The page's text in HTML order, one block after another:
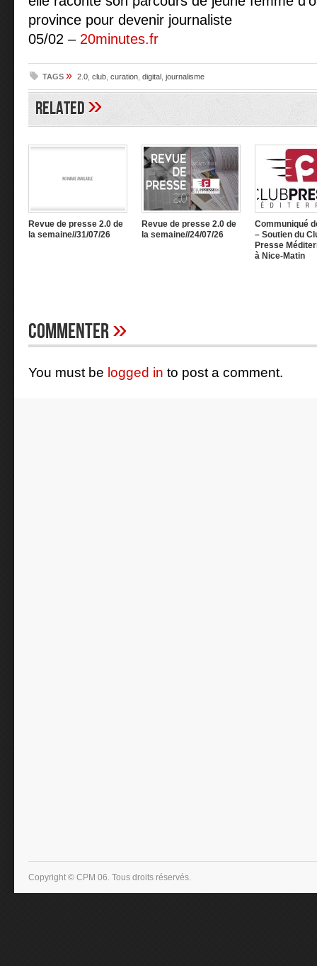
province pour devenir journaliste
05/02 – 20minutes.fr
TAGS » 2.0 club curation digital journalisme
Related»
Revue de presse 2.0 de
la semaine//31/07/26
Revue de presse 2.0 de
la semaine//24/07/26
Communiqué
– Soutien du
Presse
à Nice-Matin
Commenter»
You must be logged in to post a comment.
Copyright © CPM 06. Tous droits réservés.